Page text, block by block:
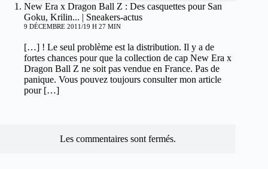
New Era x Dragon Ball Z : Des casquettes pour San
Goku, Krilin... | Sneakers-actus
9 DÉCEMBRE 2011/19 H 27 MIN
[…] ! Le seul problème est la distribution. Il y a de
fortes chances pour que la collection de cap New Era x
Dragon Ball Z ne soit pas vendue en France. Pas de
panique. Vous pouvez toujours consulter mon article
pour […]
Les commentaires sont fermés.